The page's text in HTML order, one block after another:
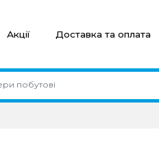
Акції Доставка та оплата